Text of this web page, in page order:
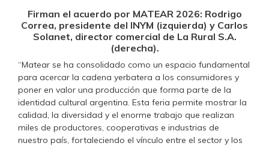
Firman el acuerdo por MATEAR 2026: Rodrigo
Correa, presidente del INYM (izquierda) y Carlos
Solanet, director comercial de La Rural S.A.
(derecha).
“Matear se ha consolidado como un espacio fundamental
para acercar la cadena yerbatera a los consumidores y
poner en valor una producción que forma parte de la
identidad cultural argentina. Esta feria permite mostrar la
calidad, la diversidad y el enorme trabajo que realizan
miles de productores, cooperativas e industrias de
nuestro país, fortaleciendo el vínculo entre el sector y los